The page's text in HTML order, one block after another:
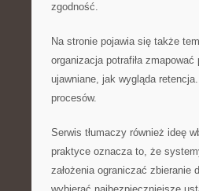
zgodność.
Na stronie pojawia się także
organizacja potrafiła
ujawniane, jak wygląda
procesów.
Serwis tłumaczy również ideę
praktyce oznacza to, że
założenia ograniczać